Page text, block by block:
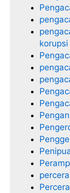
korupsi